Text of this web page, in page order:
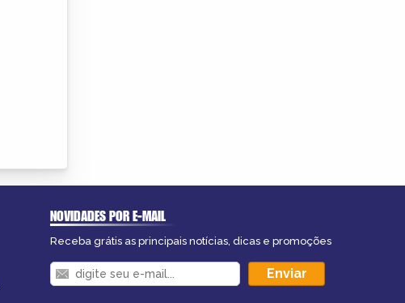
NOVIDADES POR E-MAIL
Receba grátis as principais notícias, dicas e promoções